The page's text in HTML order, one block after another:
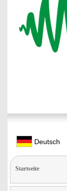
Deutsch
Startseite